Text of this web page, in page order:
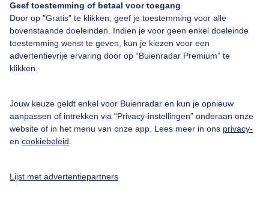
Geef toestemming of betaal voor toegang
Door op "Gratis" te klikken, geef je toestemming voor alle
bovenstaande doeleinden. Indien je voor geen enkel doeleinde
toestemming wenst te geven, kun je kiezen voor een
advertentievrije ervaring door op “Buienradar Premium” te
klikken.
Jouw keuze geldt enkel voor Buienradar en kun je opnieuw
aanpassen of intrekken via “Privacy-instellingen” onderaan onze
website of in het menu van onze app. Lees meer in ons privacy-
en cookiebeleid
Lijst met advertentiepartners
Bedrijfsgegevens
Veelgestelde vragen
Contact
Adverteren
Buienradar Team
Cookie beleid